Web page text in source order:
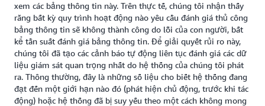
xem các bảng thông tin này. Trên thực tế, chúng tôi nhận thấy
rằng bất kỳ quy trình hoạt động nào yêu cầu đánh giá thủ công
bảng thông tin sẽ không thành công do lỗi của con người, bất
kể tần suất đánh giá bảng thông tin. Để giải quyết rủi ro này,
chúng tôi đã tạo các cảnh báo tự động liên tục đánh giá các dữ
liệu giám sát quan trọng nhất do hệ thống của chúng tôi phát
ra. Thông thường, đây là những số liệu cho biết hệ thống đang
đạt đến một giới hạn nào đó (phát hiện chủ động, trước khi tác
động) hoặc hệ thống đã bị suy yếu theo một cách không mong